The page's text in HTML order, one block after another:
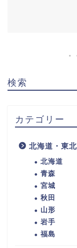
検索
カテゴリー
北海道・東北
北海道
青森
宮城
秋田
山形
岩手
福島